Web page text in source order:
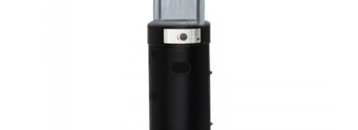
ADD TO CART / ΛΕΠΤΟΜΈΡΕΙΕΣ